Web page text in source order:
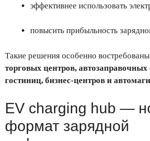
эффективнее использовать
повысить прибыльность
Такие решения особенно
торговых центров, автозаправочных
гостиниц, бизнес-центров и
EV charging hub —
формат зарядной